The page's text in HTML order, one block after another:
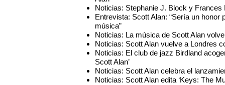
Noticias: Stephanie J. Block y
Entrevista: Scott Alan: “Sería un
música”
Noticias: La música de Scott Alan
Noticias: Scott Alan vuelve a Londres
Noticias: El club de jazz Birdland
Scott Alan’
Noticias: Scott Alan celebra el
Noticias: Scott Alan edita ‘Keys: The